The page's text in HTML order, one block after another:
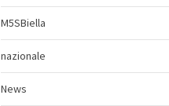
M5SBiella
nazionale
News